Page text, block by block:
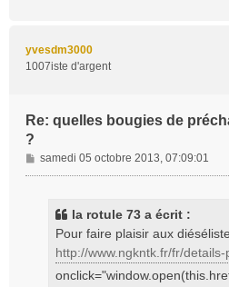
yvesdm3000
1007iste d'argent
Re: quelles bougies de
?
M
e
samedi 05 octobre 2013, 07:09:01
la rotule 73 a écrit :
Pour faire plaisir aux
http://www.ngkntk.fr/fr/